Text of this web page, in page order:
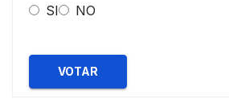
SI NO
VOTAR